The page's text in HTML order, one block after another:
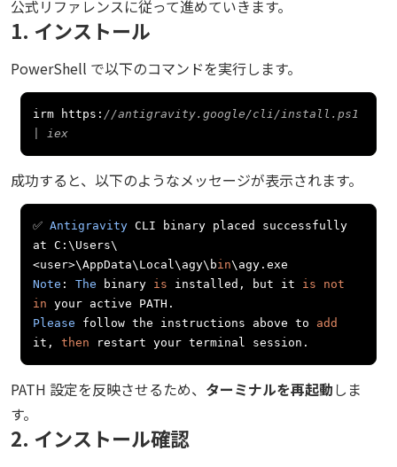
公式リファレンスに従って進めていきます。
1. インストール
PowerShell で以下のコマンドを実行します。
irm https : //antigravity.google/cli/install.ps1
| iex
成功すると、以下のようなメッセージが表示されます。
✅ Antigravity CLI binary placed successfully
at C : \Users\
<user>\AppData\Local\agy\bin\agy.
Note : The binary is installed , but it is
not
in your active PATH .
Please follow the instructions above to add
it , then restart your terminal session .
PATH 設定を反映させるため、 ターミナルを再起動しま
す。
2. インストール確認